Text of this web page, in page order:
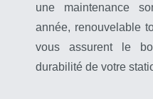
une maintenance
année, renouvelable
vous assurent le
durabilité de votre